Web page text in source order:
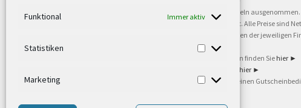
Funktional Immer aktiv
Statistiken
Marketing
Versandkostenfrei ab 59,90 € Nettowarenwert. Inseln
oder gewerblichen Tätigkeit. Kein Verkauf an privat. Alle Preise sind
sind Warenzeichen oder eingetragene Warenzeichen der
Weitere Informationen und Zahlungsbedingungen finden Sie hier ►
hier ►
Ab 79,- Nettowarenwert. Es gelten unsere allgemeinen
©2002-2021 TEUTO LICHT GmbH